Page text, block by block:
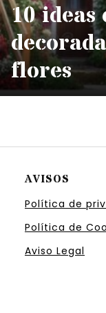
10 ideas
flores
AVISOS
Política de
Política de
Aviso Legal